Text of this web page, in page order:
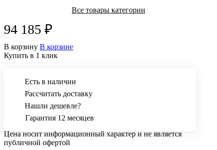
Все товары категории
94 185 ₽
В корзину В корзине
Купить в 1 клик
Есть в наличии
Рассчитать доставку
Нашли дешевле?
Гарантия 12 месяцев
Цена носит информационный характер и не является
публичной офертой